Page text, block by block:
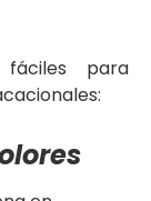
para